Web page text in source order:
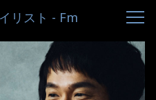
リスト - Fm